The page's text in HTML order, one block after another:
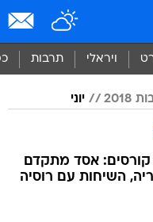
ויראלי תרבות
יוני
קורסים: אסד מתקדם
השיחות עם רוסיה